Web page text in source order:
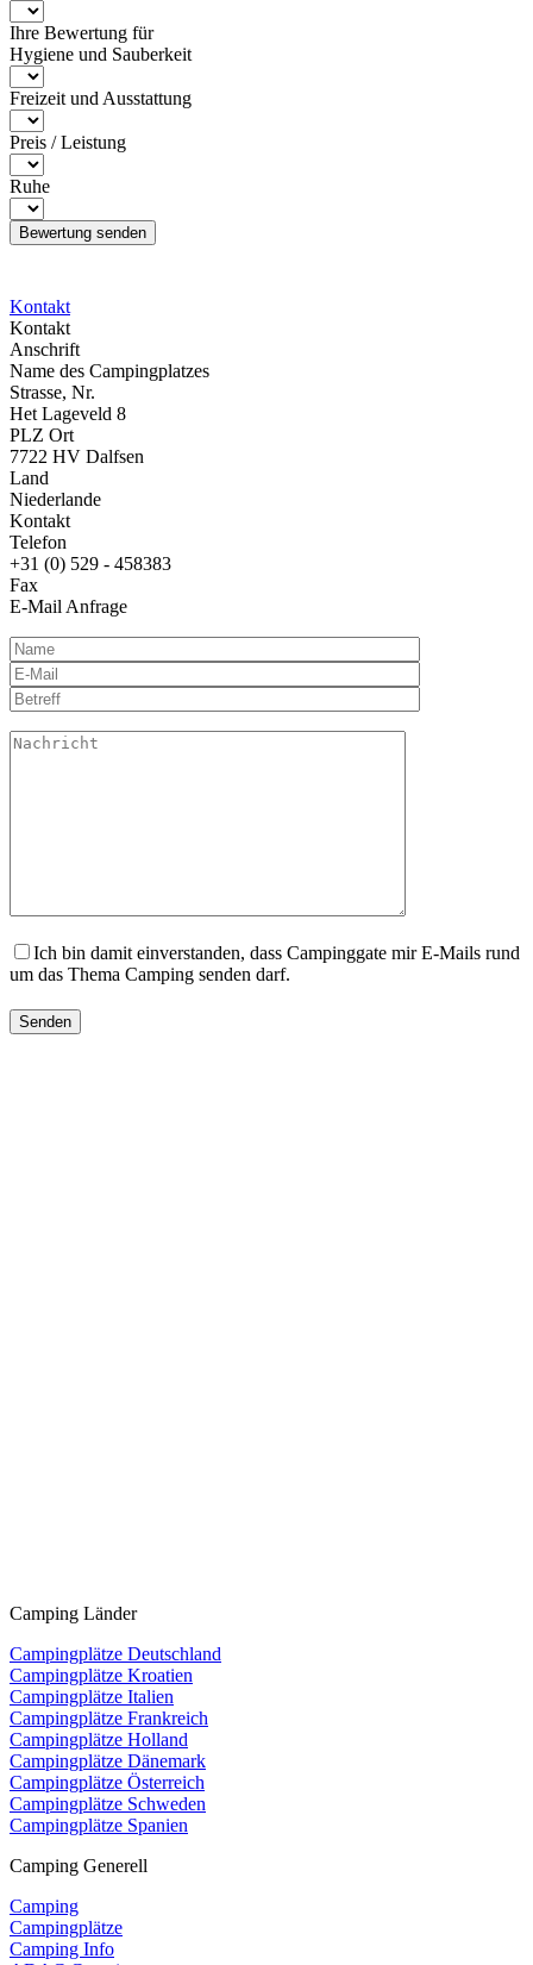
Ihre Bewertung für
Hygiene und Sauberkeit
Freizeit und Ausstattung
Preis / Leistung
Ruhe
Kontakt
Kontakt
Anschrift
Name des Campingplatzes
Strasse, Nr.
Het Lageveld 8
PLZ Ort
7722 HV Dalfsen
Land
Niederlande
Kontakt
Telefon
+31 (0) 529 - 458383
Fax
E-Mail Anfrage
Ich bin damit einverstanden, dass Campinggate mir E-Mails rund
um das Thema Camping senden darf.
Camping Länder
Campingplätze Deutschland
Campingplätze Kroatien
Campingplätze Italien
Campingplätze Frankreich
Campingplätze Holland
Campingplätze Dänemark
Campingplätze Österreich
Campingplätze Schweden
Campingplätze Spanien
Camping Generell
Camping
Campingplätze
Camping Info